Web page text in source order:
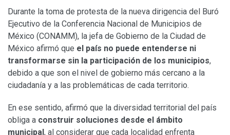
Durante la toma de protesta de la nueva dirigencia del Buró
Ejecutivo de la Conferencia Nacional de Municipios de
México (CONAMM), la jefa de Gobierno de la Ciudad de
México afirmó que el país no puede entenderse ni
transformarse sin la participación de los municipios,
debido a que son el nivel de gobierno más cercano a la
ciudadanía y a las problemáticas de cada territorio.
En ese sentido, afirmó que la diversidad territorial del país
obliga a construir soluciones desde el ámbito
municipal, al considerar que cada localidad enfrenta